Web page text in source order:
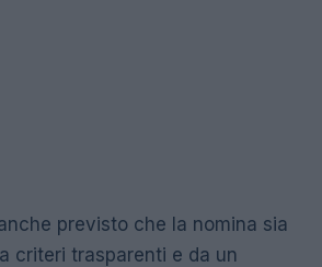
previsto che la nomina sia
criteri trasparenti e da un